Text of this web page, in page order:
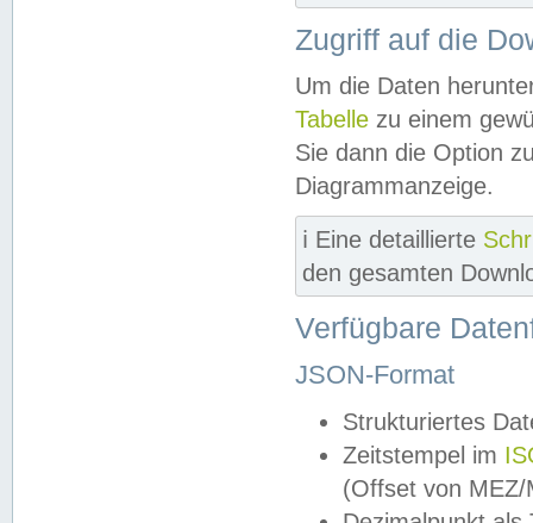
Zugriff auf die
Um die Daten
Tabelle zu einem
Sie dann die Option
Diagrammanzeige.
ℹ️ Eine detaillierte
den gesamten
Verfügbare
JSON-Format
Strukturiertes
Zeitstempel im
(Offset von MEZ/